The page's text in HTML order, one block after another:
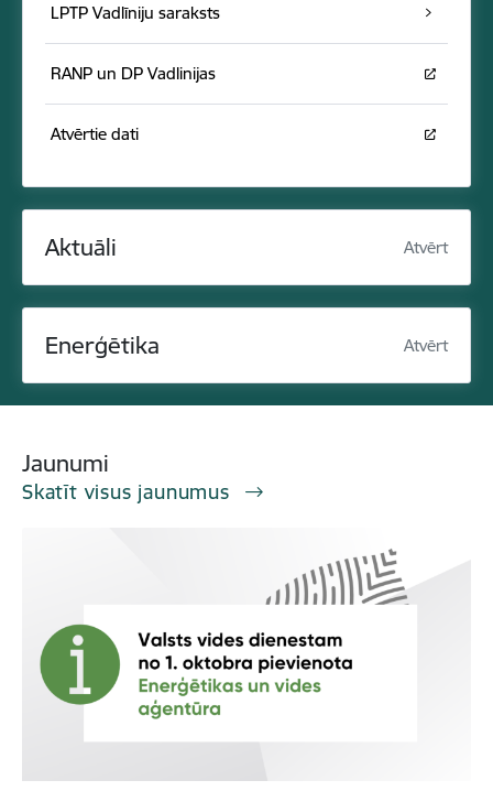
LPTP Vadlīniju saraksts
RANP un DP Vadlinijas
Atvērtie dati
Aktuāli Atvērt
Enerģētika Atvērt
Jaunumi
Skatīt visus jaunumus